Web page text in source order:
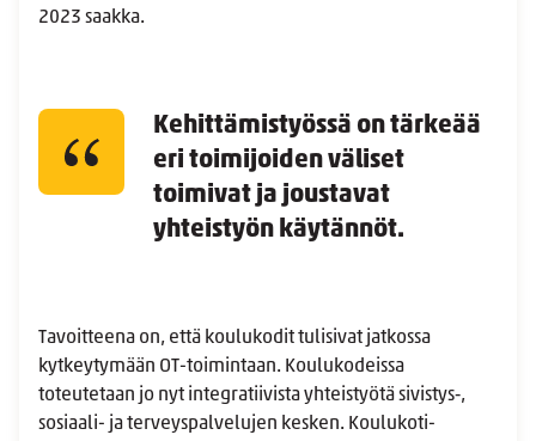
2023 saakka.
Kehittämistyössä on tärkeää
eri toimijoiden väliset
toimivat ja joustavat
yhteistyön käytännöt.
Tavoitteena on, että koulukodit tulisivat jatkossa
kytkeytymään OT-toimintaan. Koulukodeissa
toteutetaan jo nyt integratiivista yhteistyötä sivistys‑,
sosiaali- ja terveyspalvelujen kesken. Koulukoti-